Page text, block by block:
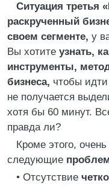
Ситуация третья
раскрученный
своем сегменте, у
Вы хотите узнать,
инструменты,
бизнеса, чтобы
не получается
хотя бы 60 минут.
правда ли?
Кроме этого,
следующие
• Отсутствие